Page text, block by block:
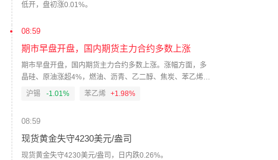
股份类型
流通A股
流通A股
低开，盘初涨0.01%。
08:59
期市早盘开盘，国内期货主力合约多数上涨
期市早盘开盘，国内期货主力合约多数上涨。涨幅方面，多
晶硅、原油涨超4%，燃油、沥青、乙二醇、焦炭、苯乙烯涨
超2%，低硫燃油、欧线集运、豆一涨超1%。跌幅方面，铂
沪锡 -1.01% 苯乙烯 +1.98%
08:59
现货黄金失守4230美元/盎司
现货黄金失守4230美元/盎司，日内跌0.26%。